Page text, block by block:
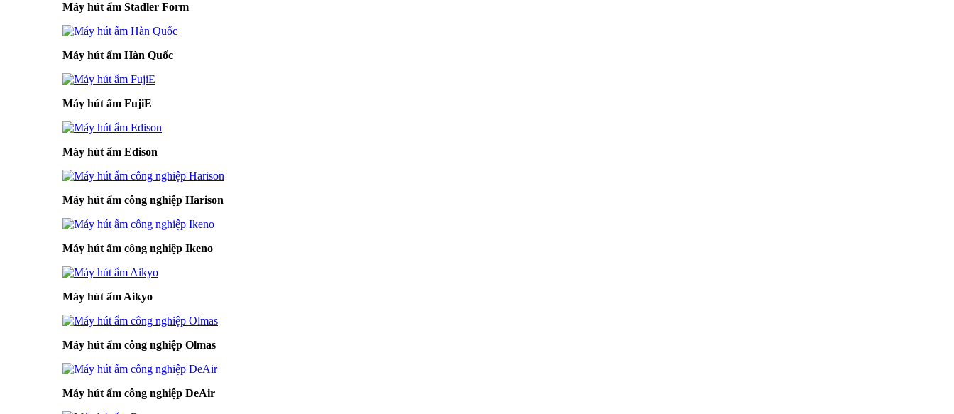
Máy hút ẩm Stadler Form
Máy hút ẩm Hàn Quốc
Máy hút ẩm FujiE
Máy hút ẩm Edison
Máy hút ẩm công nghiệp Harison
Máy hút ẩm công nghiệp Ikeno
Máy hút ẩm Aikyo
Máy hút ẩm công nghiệp Olmas
Máy hút ẩm công nghiệp DeAir